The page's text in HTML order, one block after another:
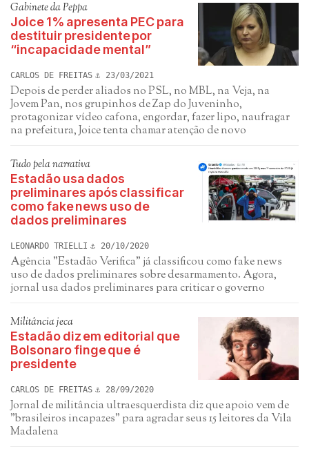
Gabinete da Peppa
Joice 1% apresenta PEC para
destituir presidente por
“incapacidade mental”
CARLOS DE FREITAS 23/03/2021
Depois de perder aliados no PSL, no MBL, na Veja, na
Jovem Pan, nos grupinhos de Zap do Juveninho,
protagonizar vídeo cafona, engordar, fazer lipo, naufragar
na prefeitura, Joice tenta chamar atenção de novo
Tudo pela narrativa
Estadão usa dados
preliminares após classificar
como fake news uso de
dados preliminares
LEONARDO TRIELLI 20/10/2020
Agência "Estadão Verifica" já classificou como fake news
uso de dados preliminares sobre desarmamento. Agora,
jornal usa dados preliminares para criticar o governo
Militância jeca
Estadão diz em editorial que
Bolsonaro finge que é
presidente
CARLOS DE FREITAS 28/09/2020
Jornal de militância ultraesquerdista diz que apoio vem de
"brasileiros incapazes" para agradar seus 15 leitores da Vila
Madalena